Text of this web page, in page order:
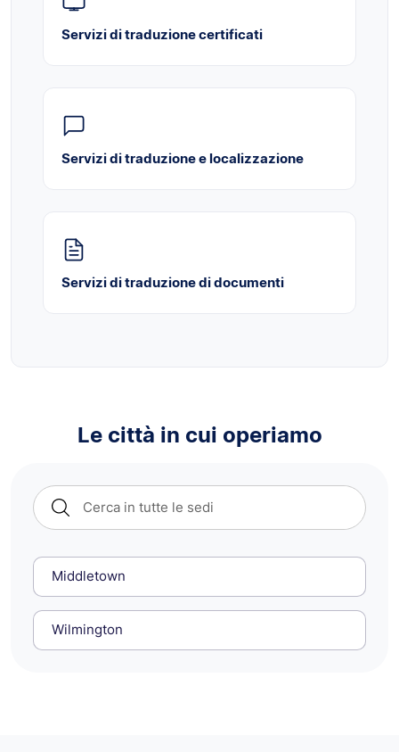
Servizi di traduzione certificati
Servizi di traduzione e localizzazione
Servizi di traduzione di documenti
Le città in cui operiamo
Middletown
Wilmington